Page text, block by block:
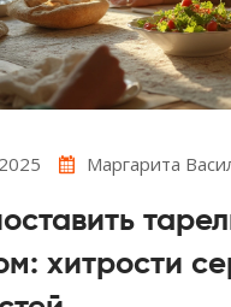
Маргарита
хитрости